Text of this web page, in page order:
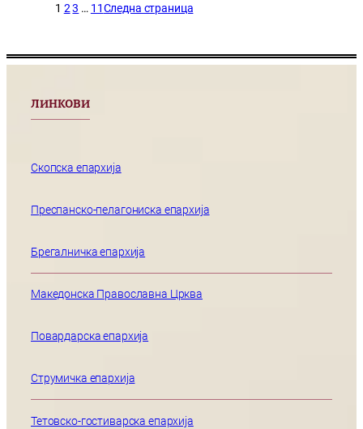
1 23 … 11Следна страница
ЛИНКОВИ
Скопска епархија
Преспанско-пелагониска епархија
Брегалничка епархија
Македонска Православна Црква
Повардарска епархија
Струмичка епархија
Тетовско-гостиварска епархија